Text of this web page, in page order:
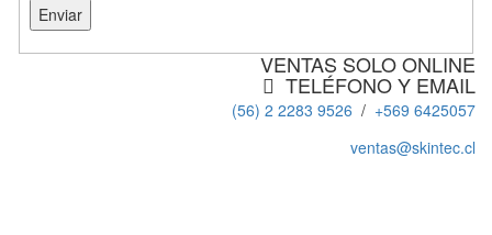
Enviar
VENTAS SOLO ONLINE
TELÉFONO Y EMAIL
(56) 2 2283 9526 / +569 6425057
ventas@skintec.cl